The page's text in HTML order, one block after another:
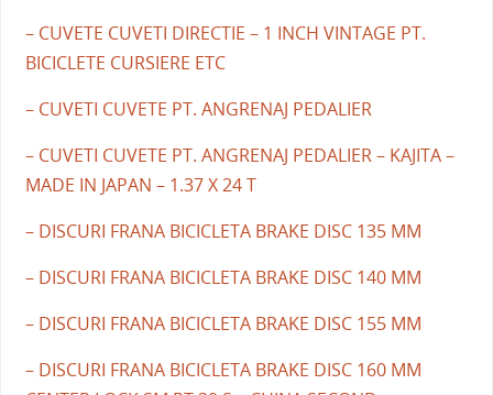
– CUVETE CUVETI DIRECTIE – 1 INCH VINTAGE PT.
BICICLETE CURSIERE ETC
– CUVETI CUVETE PT. ANGRENAJ PEDALIER
– CUVETI CUVETE PT. ANGRENAJ PEDALIER – KAJITA –
MADE IN JAPAN – 1.37 X 24 T
– DISCURI FRANA BICICLETA BRAKE DISC 135 MM
– DISCURI FRANA BICICLETA BRAKE DISC 140 MM
– DISCURI FRANA BICICLETA BRAKE DISC 155 MM
– DISCURI FRANA BICICLETA BRAKE DISC 160 MM